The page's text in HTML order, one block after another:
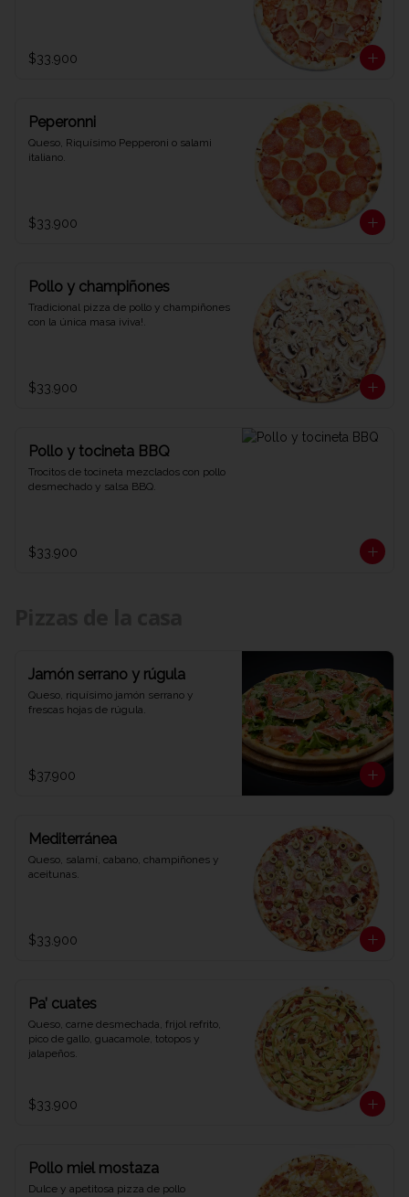
$33.900
Peperonni
Queso, Riquísimo Pepperoni o salami
italiano.
$33.900
Pollo y champiñones
Tradicional pizza de pollo y champiñones
con la única masa ¡viva!.
$33.900
Pollo y tocineta BBQ
Trocitos de tocineta mezclados con pollo
desmechado y salsa BBQ.
$33.900
Jamón serrano y rúgula
Queso, riquísimo jamón serrano y
frescas hojas de rúgula.
$37.900
Mediterránea
Queso, salamí, cabano, champiñones y
aceitunas.
$33.900
Pa’ cuates
Queso, carne desmechada, frijol refrito,
pico de gallo, guacamole, totopos y
jalapeños.
$33.900
Pollo miel mostaza
Dulce y apetitosa pizza de pollo